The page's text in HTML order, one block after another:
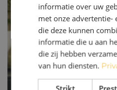
informatie over uw
met onze advertentie-
die deze kunnen
informatie die u aan
die zij hebben
van hun diensten.